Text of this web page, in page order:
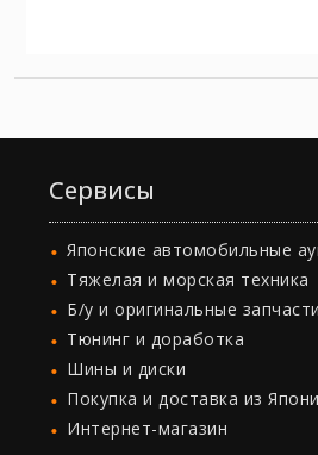
Сервисы
Японские автомобильные
Тяжелая и морская техника
Б/у и оригинальные запчасти
Тюнинг и доработка
Шины и диски
Покупка и доставка из
Интернет-магазин